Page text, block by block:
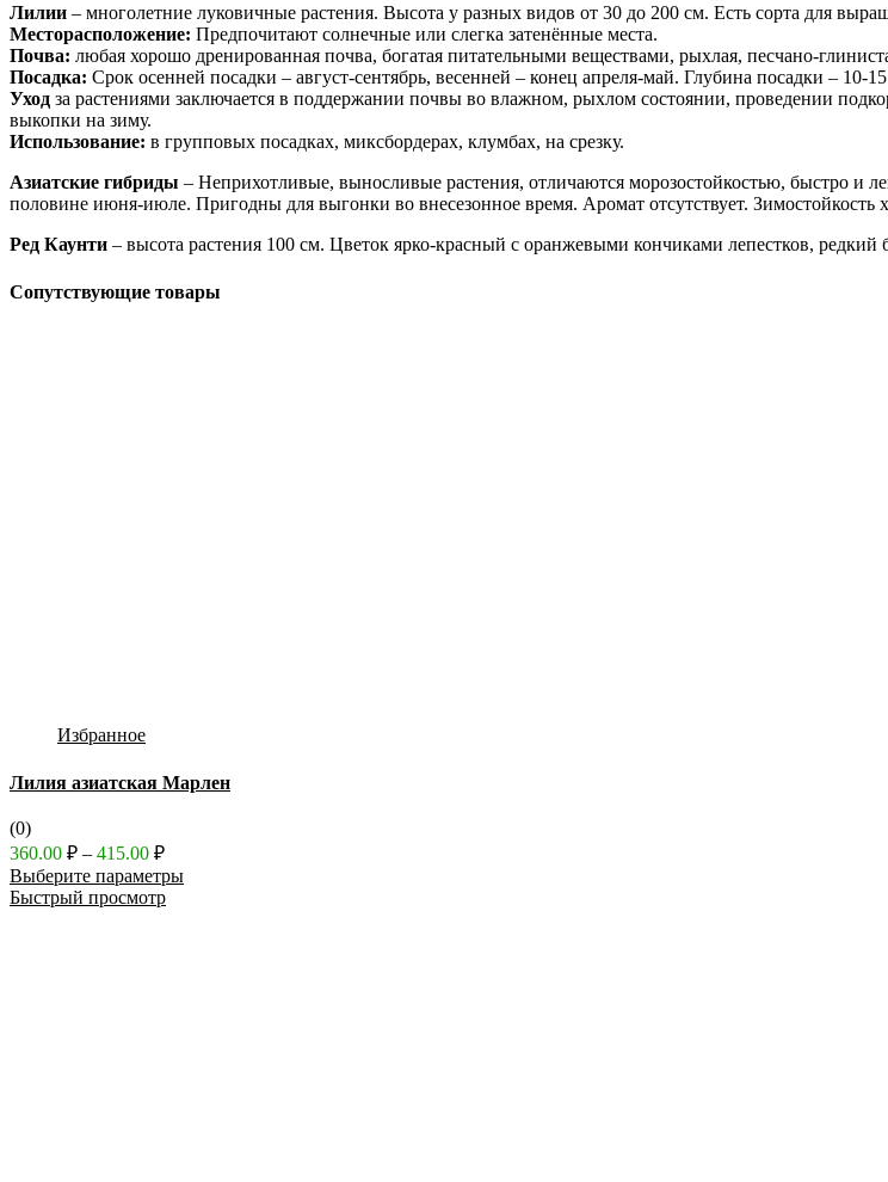
Лилии – многолетние луковичные растения. Высота у разных видов от 30 до 200 см. Есть сорта для
Месторасположение: Предпочитают солнечные или слегка затенённые места.
Почва: любая хорошо дренированная почва, богатая питательными веществами, рыхлая, песчано-
Посадка: Срок осенней посадки – август-сентябрь, весенней – конец апреля-май. Глубина посадки – 10-
Уход за растениями заключается в поддержании почвы во влажном, рыхлом состоянии, проведении
выкопки на зиму.
Использование: в групповых посадках, миксбордерах, клумбах, на срезку.
Азиатские гибриды – Неприхотливые, выносливые растения, отличаются морозостойкостью, быстро и
половине июня-июле. Пригодны для выгонки во внесезонное время. Аромат отсутствует. Зимостойкость
Ред Каунти – высота растения 100 см. Цветок ярко-красный с оранжевыми кончиками лепестков,
Сопутствующие товары
Избранное
Лилия азиатская Марлен
(0)
360.00 ₽ – 415.00 ₽Диапазон
цен:
360.00 ₽
Выберите параметры
Быстрый просмотр